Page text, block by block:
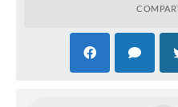
CENTRAL DE ATENDIMENTO